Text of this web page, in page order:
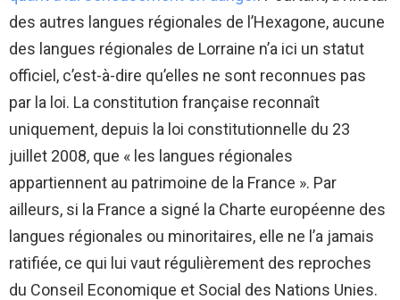
des autres langues régionales de l’Hexagone, aucune
des langues régionales de Lorraine n’a ici un statut
officiel, c’est-à-dire qu’elles ne sont reconnues pas
par la loi. La constitution française reconnaît
uniquement, depuis la loi constitutionnelle du 23
juillet 2008, que « les langues régionales
appartiennent au patrimoine de la France ». Par
ailleurs, si la France a signé la Charte européenne des
langues régionales ou minoritaires, elle ne l’a jamais
ratifiée, ce qui lui vaut régulièrement des reproches
du Conseil Economique et Social des Nations Unies.